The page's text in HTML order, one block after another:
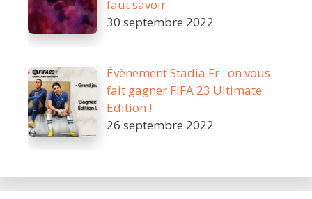
faut savoir
30 septembre 2022
Évènement Stadia Fr : on vous
fait gagner FIFA 23 Ultimate
Edition !
26 septembre 2022